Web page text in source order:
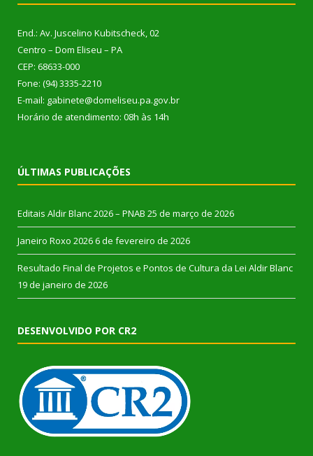
End.: Av. Juscelino Kubitscheck, 02
Centro – Dom Eliseu – PA
CEP: 68633-000
Fone: (94) 3335-2210
E-mail: gabinete@domeliseu.pa.gov.br
Horário de atendimento: 08h às 14h
ÚLTIMAS PUBLICAÇÕES
Editais Aldir Blanc 2026 – PNAB 25 de março de 2026
Janeiro Roxo 2026 6 de fevereiro de 2026
Resultado Final de Projetos e Pontos de Cultura da Lei Aldir Blanc
19 de janeiro de 2026
DESENVOLVIDO POR CR2